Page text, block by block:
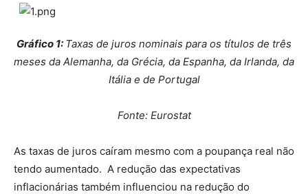
Gráfico 1: Taxas de juros nominais para os títulos de três
meses da Alemanha, da Grécia, da Espanha, da Irlanda, da
Itália e de Portugal
Fonte: Eurostat
As taxas de juros caíram mesmo com a poupança real não
tendo aumentado. A redução das expectativas
inflacionárias também influenciou na redução do